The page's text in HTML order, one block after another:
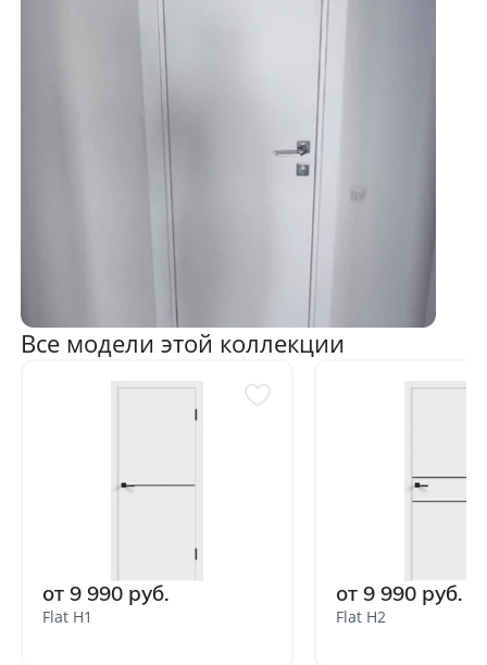
Все модели этой коллекции
от 9 990 руб.
Flat H1
от 9 990 руб.
Flat H2